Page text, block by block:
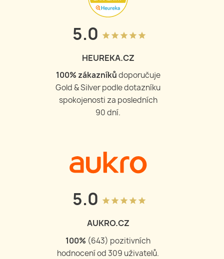
5.0 grade grade grade grade grade
HEUREKA.CZ
100% zákazníkůdoporučuje
Gold & Silver podle dotazníku
spokojenosti za posledních
90 dní.
5.0 grade grade grade grade grade
AUKRO.CZ
100% (644) pozitivních
hodnocení od309 uživatelů.